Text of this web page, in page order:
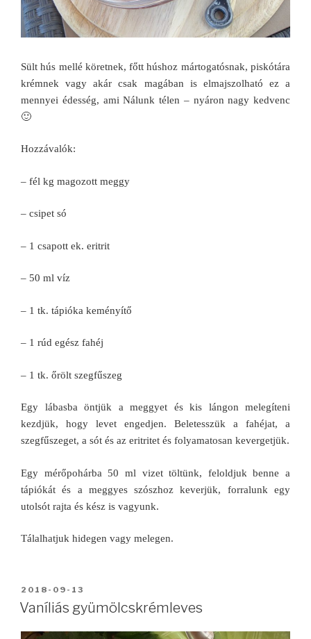
Sült hús mellé köretnek, főtt húshoz mártogatósnak, piskótára
krémnek vagy akár csak magában is elmajszolható ez a
mennyei édesség, ami Nálunk télen – nyáron nagy kedvenc
🙂
Hozzávalók:
– fél kg magozott meggy
– csipet só
– 1 csapott ek. eritrit
– 50 ml víz
– 1 tk. tápióka keményítő
– 1 rúd egész fahéj
– 1 tk. őrölt szegfűszeg
Egy lábasba öntjük a meggyet és kis lángon melegíteni
kezdjük, hogy levet engedjen. Beletesszük a fahéjat, a
szegfűszeget, a sót és az eritritet és folyamatosan kevergetjük.
Egy mérőpohárba 50 ml vizet töltünk, feloldjuk benne a
tápiókát és a meggyes szószhoz keverjük, forralunk egy
utolsót rajta és kész is vagyunk.
Tálalhatjuk hidegen vagy melegen.
BEKÜLDVE:
2018-09-13
Vaníliás gyümölcskrémleves